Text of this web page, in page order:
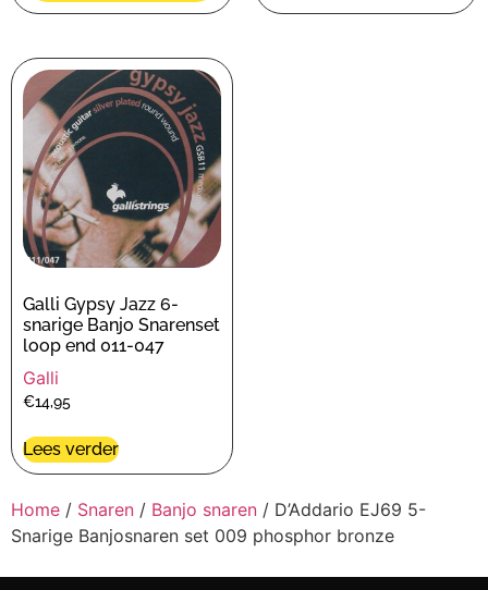
Galli Gypsy Jazz 6-
snarige Banjo Snarenset
loop end 011-047
Galli
€14,95
Lees verder
Home / Snaren / Banjo snaren / D’Addario EJ69 5-
Snarige Banjosnaren set 009 phosphor bronze